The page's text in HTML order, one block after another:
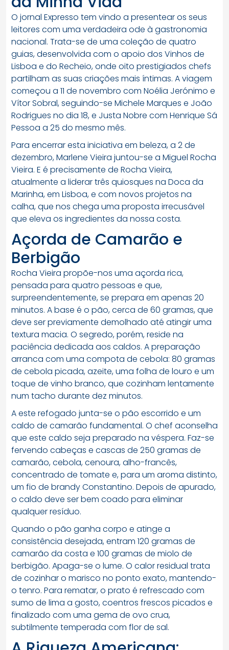
O jornal Expresso tem vindo a presentear os seus
leitores com uma verdadeira ode à gastronomia
nacional. Trata-se de uma coleção de quatro
guias, desenvolvida com o apoio dos Vinhos de
Lisboa e do Recheio, onde oito prestigiados chefs
partilham as suas criações mais íntimas. A viagem
começou a 11 de novembro com Noélia Jerónimo e
Vítor Sobral, seguindo-se Michele Marques e João
Rodrigues no dia 18, e Justa Nobre com Henrique Sá
Pessoa a 25 do mesmo mês.
Para encerrar esta iniciativa em beleza, a 2 de
dezembro, Marlene Vieira juntou-se a Miguel Rocha
Vieira. E é precisamente de Rocha Vieira,
atualmente a liderar três quiosques na Doca da
Marinha, em Lisboa, e com novos projetos na
calha, que nos chega uma proposta irrecusável
que eleva os ingredientes da nossa costa.
Açorda de Camarão e
Berbigão
Rocha Vieira propõe-nos uma açorda rica,
pensada para quatro pessoas e que,
surpreendentemente, se prepara em apenas 20
minutos. A base é o pão, cerca de 60 gramas, que
deve ser previamente demolhado até atingir uma
textura macia. O segredo, porém, reside na
paciência dedicada aos caldos. A preparação
arranca com uma compota de cebola: 80 gramas
de cebola picada, azeite, uma folha de louro e um
toque de vinho branco, que cozinham lentamente
num tacho durante dez minutos.
A este refogado junta-se o pão escorrido e um
caldo de camarão fundamental. O chef aconselha
que este caldo seja preparado na véspera. Faz-se
fervendo cabeças e cascas de 250 gramas de
camarão, cebola, cenoura, alho-francês,
concentrado de tomate e, para um aroma distinto,
um fio de brandy Constantino. Depois de apurado,
o caldo deve ser bem coado para eliminar
qualquer resíduo.
Quando o pão ganha corpo e atinge a
consistência desejada, entram 120 gramas de
camarão da costa e 100 gramas de miolo de
berbigão. Apaga-se o lume. O calor residual trata
de cozinhar o marisco no ponto exato, mantendo-
o tenro. Para rematar, o prato é refrescado com
sumo de lima a gosto, coentros frescos picados e
finalizado com uma gema de ovo crua,
subtilmente temperada com flor de sal.